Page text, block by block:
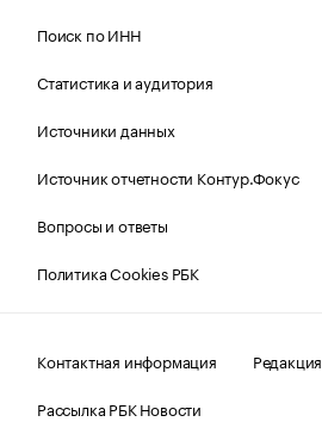
Поиск по ИНН
Статистика и аудитория
Источники данных
Источник отчетности Контур.Фокус
Вопросы и ответы
Политика Cookies РБК
Контактная информация
Редакция
Рассылка РБК Новости